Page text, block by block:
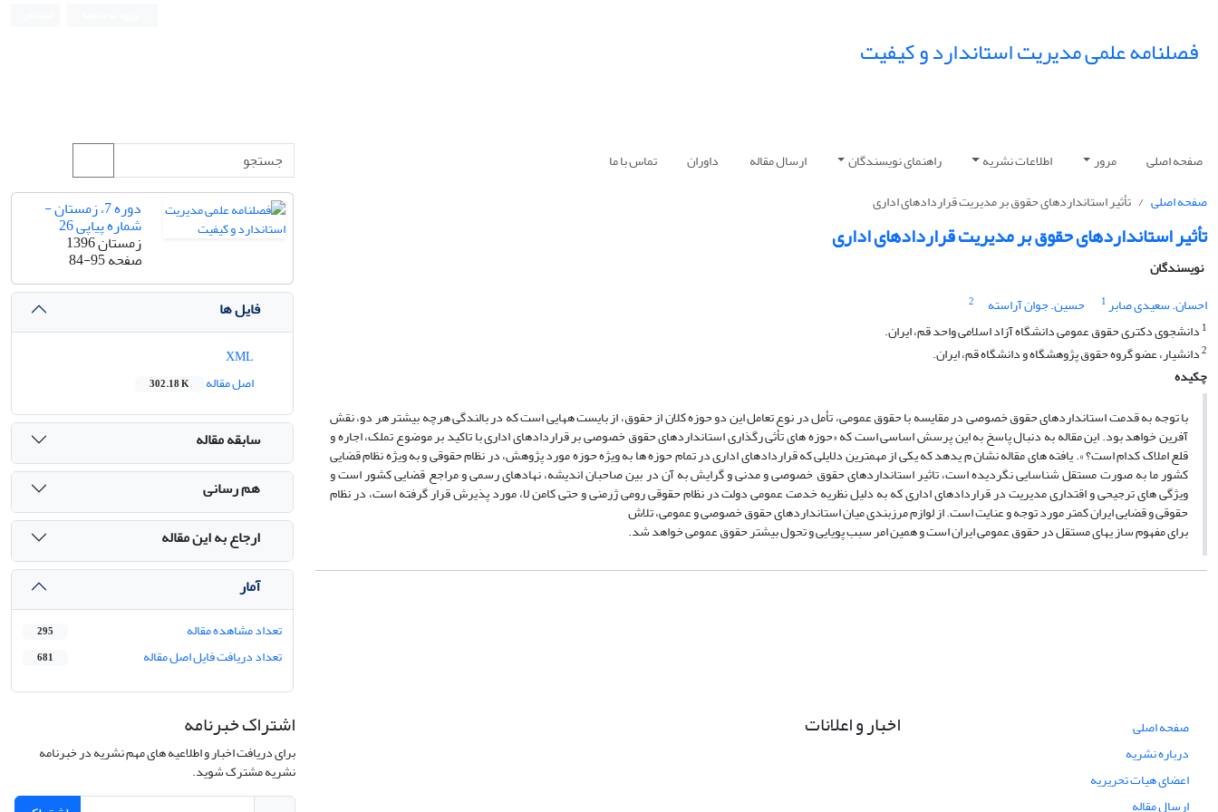
فصلنامه علمی مدیریت استاندارد و کیفیت
صفحه اصلی مرور اطلاعات نشریه راهنمای نویسندگان ارسال مقاله داوران
تماس با ما
صفحه اصلی
تأثیر استانداردهای حقوق بر مدیریت قراردادهای اداری
تأثیر استانداردهای حقوق بر مدیریت قراردادهای اداری
نویسندگان
احسان. سعیدی صابر1 حسین. جوان آراسته
2
1 دانشجوی دکتری حقوق عمومی دانشگاه آزاد اسلامی واحد قم، ایران.
2دانشیار، عضو گروه حقوق پژوهشگاه و دانشگاه قم، ایران.
چکیده
با توجه به قدمت استانداردهای حقوق خصوصی در مقایسه با حقوق عمومی، تأمل در نوع تعامل این دو حوزه کلان از حقوق، از بایست ههایی است که در بالندگی هرچه بیشتر هر دو، نقش
آفرین خواهد بود. این مقاله به دنبال پاسخ به این پرسش اساسی است که «حوزه های تأثی رگذاری استانداردهای حقوق خصوصی بر قراردادهای اداری با تاکید بر موضوع تملک، اجاره و
قلع املاک کدام است؟ ». یافته های مقاله نشان م یدهد که یکی از مهمترین دلایلی که قراردادهای اداری در تمام حوزه ها به ویژه حوزه مورد پژوهش، در نظام حقوقی و به ویژه نظام قضایی
کشور ما به صورت مستقل شناسایی نگردیده است، تاثیر استانداردهای حقوق خصوصی و مدنی و گرایش به آن در بین صاحبان اندیشه، نهادهای رسمی و مراجع قضایی کشور است و
ویژگی های ترجیحی و اقتداری مدیریت در قراردادهای اداری که به دلیل نظریه خدمت عمومی دولت در نظام حقوقی رومی ژرمنی و حتی کامن لا، مورد پذیرش قرار گرفته است، در نظام
حقوقی و قضایی ایران کمتر مورد توجه و عنایت است. از لوازم مرزبندی میان استانداردهای حقوق خصوصی و عمومی، تلاش
برای مفهوم ساز یهای مستقل در حقوق عمومی ایران است و همین امر سبب پویایی و تحول بیشتر حقوق عمومی خواهد شد.
دوره 7، زمستان -
شماره پیاپی 26
زمستان 1396
صفحه84-95
فایل ها
اصل مقاله
302.18 K
سابقه مقاله
هم رسانی
ارجاع به این مقاله
آمار
تعداد مشاهده مقاله 295
تعداد دریافت فایل اصل مقاله 681
صفحه اصلی
درباره نشریه
اعضای هیات تحریریه
ارسال مقاله
اخبار و اعلانات اشتراک خبرنامه
برای دریافت اخبار و اطلاعیه های مهم نشریه در خبرنامه
نشریه مشترک شوید.